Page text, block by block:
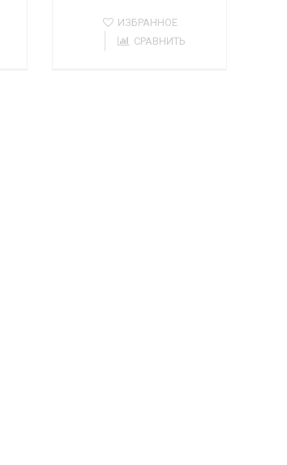
ИЗБРАННОЕ
СРАВНИТЬ